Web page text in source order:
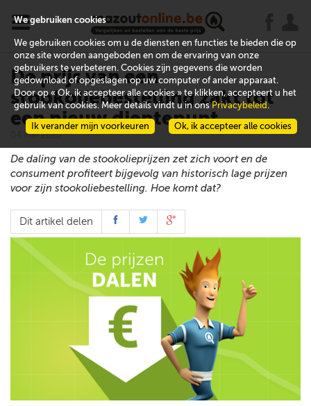
x
De prijs van een
stookoliebestelling zakt tot
een nieuw dieptepunt
04 mei 2020
De daling van de stookolieprijzen zet zich voort en de
consument profiteert bijgevolg van historisch lage prijzen
voor zijn stookoliebestelling. Hoe komt dat?
Dit artikel delen
We gebruiken cookies
We gebruiken cookies om u de diensten en functies te bieden die op
onze site worden aangeboden en om de ervaring van onze
gebruikers te verbeteren. Cookies zijn gegevens die worden
gedownload of opgeslagen op uw computer of ander apparaat.
Door op « Ok, ik accepteer alle cookies » te klikken, accepteert u het
gebruik van cookies. Meer details vindt u in onsPrivacybeleid .
Ok, ik accepteer alle cookies
Ik verander mijn voorkeuren